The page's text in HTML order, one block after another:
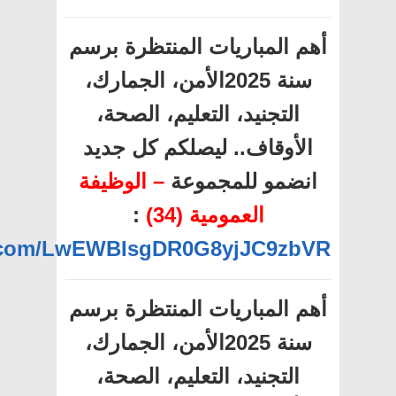
أهم المباريات المنتظرة برسم
سنة 2025الأمن، الجمارك،
التجنيد، التعليم، الصحة،
الأوقاف.. ليصلكم كل جديد
انضمو للمجموعة – الوظيفة
العمومية (34)
:
LwEWBIsgDR0G8yjJC9zbVR
أهم المباريات المنتظرة برسم
سنة 2025الأمن، الجمارك،
التجنيد، التعليم، الصحة،